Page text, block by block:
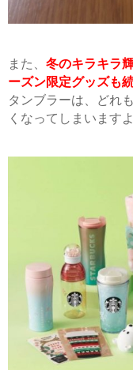
また、 冬のキラキラ
ーズン限定グッズも
タンブラーは、どれ
くなってしまいます